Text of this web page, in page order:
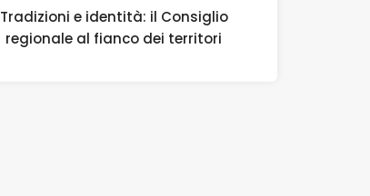
Tradizioni e identità: il Consiglio
regionale al fianco dei territori